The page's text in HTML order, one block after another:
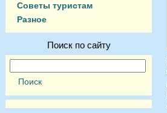
Советы туристам
Разное
Поиск по сайту